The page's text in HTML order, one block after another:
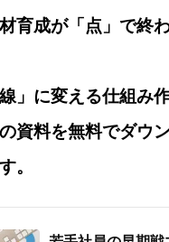
育成が「点」で終
」に変える仕組み
の資料を無料でダウ
。